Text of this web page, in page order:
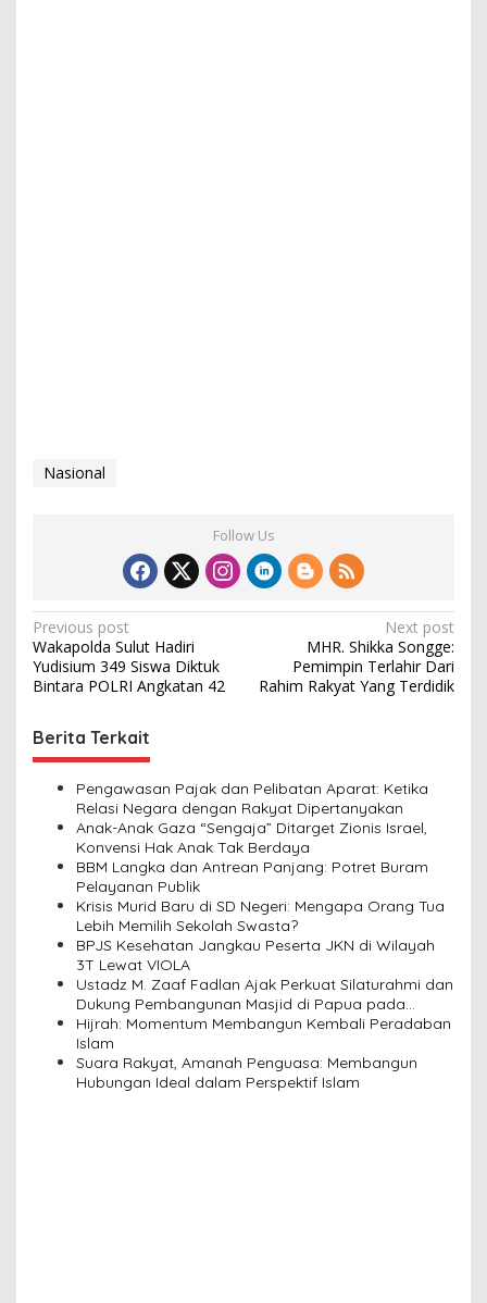
Nasional
Follow Us
P
o
s
t
n
Previous post
Wakapolda Sulut Hadiri
Yudisium 349 Siswa Diktuk
Bintara POLRI Angkatan 42
Next post
MHR. Shikka Songge:
Pemimpin Terlahir Dari
Rahim Rakyat Yang Terdidik
Berita Terkait
Pengawasan Pajak dan Pelibatan Aparat: Ketika
Relasi Negara dengan Rakyat Dipertanyakan
Anak-Anak Gaza “Sengaja” Ditarget Zionis Israel,
Konvensi Hak Anak Tak Berdaya
BBM Langka dan Antrean Panjang: Potret Buram
Pelayanan Publik
Krisis Murid Baru di SD Negeri: Mengapa Orang Tua
Lebih Memilih Sekolah Swasta?
BPJS Kesehatan Jangkau Peserta JKN di Wilayah
3T Lewat VIOLA
Ustadz M. Zaaf Fadlan Ajak Perkuat Silaturahmi dan
Dukung Pembangunan Masjid di Papua pada
Pengajian Yayasan Alimbas Insan Cita
Hijrah: Momentum Membangun Kembali Peradaban
Islam
Suara Rakyat, Amanah Penguasa: Membangun
Hubungan Ideal dalam Perspektif Islam